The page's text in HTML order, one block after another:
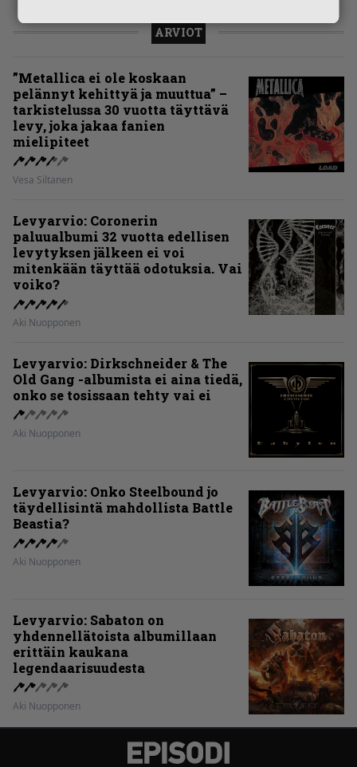
ARVIOT
”Metallica ei ole koskaan
pelännyt kehittyä ja muuttua” –
tarkistelussa 30 vuotta täyttävä
levy, joka jakaa fanien
mielipiteet
Vesa Siltanen
Levyarvio: Coronerin
paluualbumi 32 vuotta edellisen
levytyksen jälkeen ei voi
mitenkään täyttää odotuksia. Vai
voiko?
Aki Nuopponen
Levyarvio: Dirkschneider & The
Old Gang -albumista ei aina tiedä,
onko se tosissaan tehty vai ei
Aki Nuopponen
Levyarvio: Onko Steelbound jo
täydellisintä mahdollista Battle
Beastia?
Aki Nuopponen
Levyarvio: Sabaton on
yhdennellätoista albumillaan
erittäin kaukana
legendaarisuudesta
Aki Nuopponen